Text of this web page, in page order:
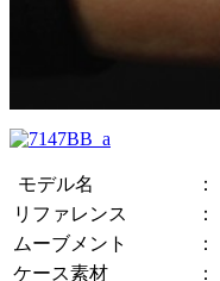
モデル名 ：
リファレンス
：
ムーブメント
：
ケース素材
：